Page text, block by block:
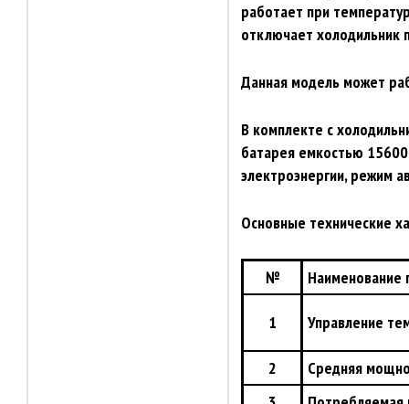
работает при
отключает холодильник
Данная модель может
В комплекте с
батарея емкостью
электроэнергии, режим
Основные технические
№ Наименование
1 Управление
2
Средняя